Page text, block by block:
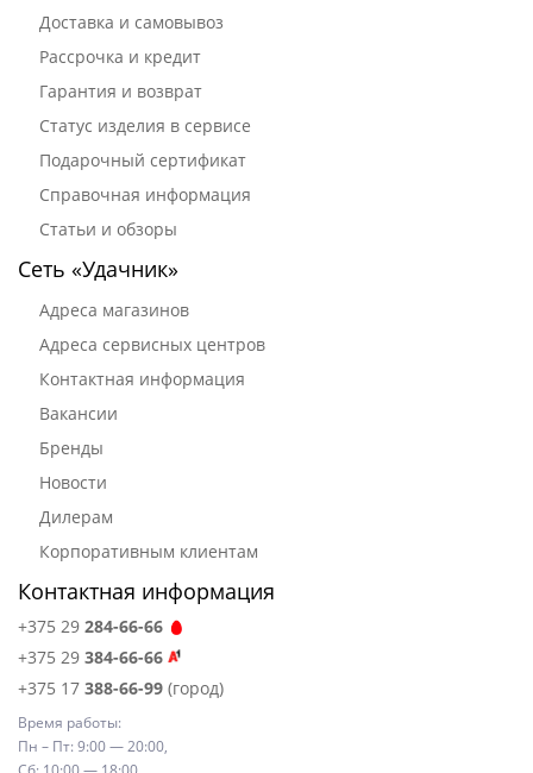
Доставка и самовывоз
Рассрочка и кредит
Гарантия и возврат
Статус изделия в сервисе
Подарочный сертификат
Справочная информация
Статьи и обзоры
Сеть «Удачник»
Адреса магазинов
Адреса сервисных центров
Контактная информация
Вакансии
Бренды
Новости
Дилерам
Корпоративным клиентам
Контактная информация
+375 29 284-66-66
+375 29 384-66-66
+375 17 388-66-99 (город)
Время работы:
Пн – Пт: 9:00 — 20:00,